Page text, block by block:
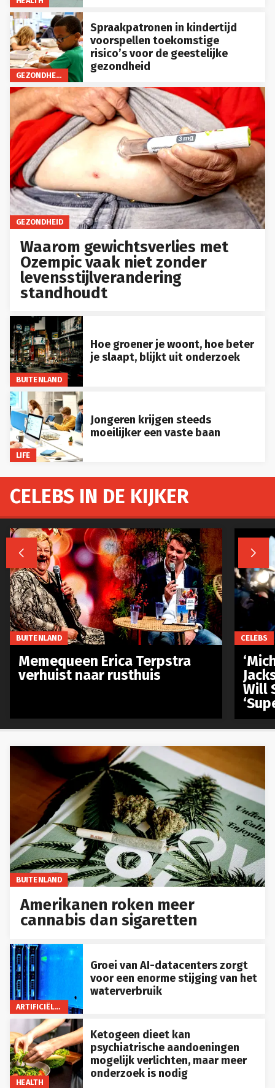
GEZONDHEID
Spraakpatronen in kindertijd
voorspellen toekomstige
risico’s voor de geestelijke
gezondheid
GEZONDHEID
Waarom gewichtsverlies met
Ozempic vaak niet zonder
levensstijlverandering
standhoudt
BUITENLAND
Hoe groener je woont, hoe beter
je slaapt, blijkt uit onderzoek
LIFE
Jongeren krijgen steeds
moeilijker een vaste baan
BUITENLAND
Amerikanen roken meer
cannabis dan sigaretten
ARTIFICIËLE INTELLIGENTIE
Groei van AI-datacenters zorgt
voor een enorme stijging van het
waterverbruik
HEALTH
Ketogeen dieet kan
psychiatrische aandoeningen
mogelijk verlichten, maar meer
onderzoek is nodig
CELEBS IN DE KIJKER
 
BUITENLAND
Memequeen Erica Terpstra
verhuist naar rusthuis
CELEBS
Will